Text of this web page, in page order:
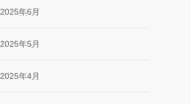
2025年6月
2025年5月
2025年4月